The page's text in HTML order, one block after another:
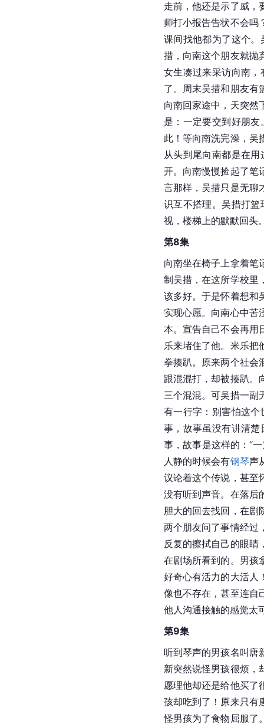
走前，他还是示了威，
师打小报告告状不会吗
课间找他都为了这个。
措，向南这个朋友就抛
女生凑过来采访向南
了。周末吴措和朋友有
向南回家途中，天突然
是：一定要交到好朋
此！等向南洗完澡，吴
从头到尾向南都是在
开。向南慢慢捡起了笔
言那样，吴措只是无聊
识互不搭理。吴措打
视，楼梯上的默默回头
第8集
向南坐在椅子上拿着笔
制吴措，在这所学校里
该多好。于是怀着想和
实现心愿。向南心中苦
本。宣告自己不会再用
乐来堵住了他。米乐把
拳揍趴。原来两个社会
跟混混打，却被揍趴。
三个混混。可吴措一副
有一行字：别害怕这
事，故事虽没有讲清
事，故事是这样的：“
人静的时候会有钢琴声
议论着这个传说，甚至
没有听到声音。在落后
胆大的回去找回，在剧
两个朋友问了事情经过
反复的擦拭自己的眼睛
在剧场所看到的。男孩
好奇心有活力的大活人
像也不存在，甚至连自
他人沟通接触的感觉太
第9集
听到琴声的男孩名叫唐
新突然说怪男孩很烦，
愿理他却还是给他买了
孩却吃到了！原来只有
怪男孩为了食物屈服了